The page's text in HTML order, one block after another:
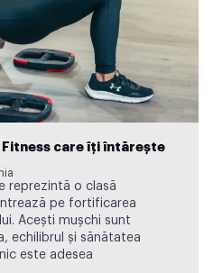
Fitness care îți întărește
reprezintă o clasă
pe fortificarea
Acești mușchi sunt
echilibrul și sănătatea
este adesea